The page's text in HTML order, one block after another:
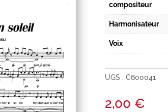
compositeur
Harmonisateur
Voix
UGS :C600041
2,00 €